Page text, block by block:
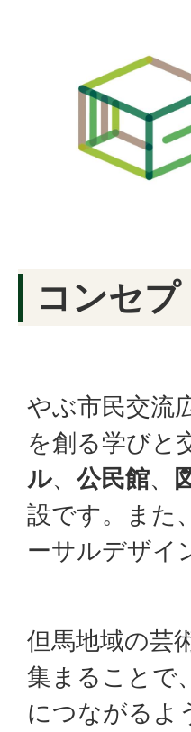
コンセプ
やぶ市民交流
を創る学びと
ル、 公民館、
設です。また
ーサルデザイ
但馬地域の芸
集まることで
につながるよ